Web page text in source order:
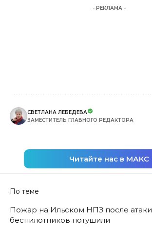
- РЕКЛАМА -
СВЕТЛАНА ЛЕБЕДЕВА
ЗАМЕСТИТЕЛЬ ГЛАВНОГО РЕДАКТОРА
Читайте нас в МАКС
По теме
Пожар на Ильском НПЗ после атаки
беспилотников потушили